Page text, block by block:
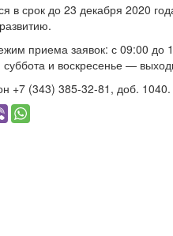
в срок до 23 декабря 2020
приема заявок: с 09:00 до
и воскресенье —
+7 (343) 385-32-81, доб. 1040.